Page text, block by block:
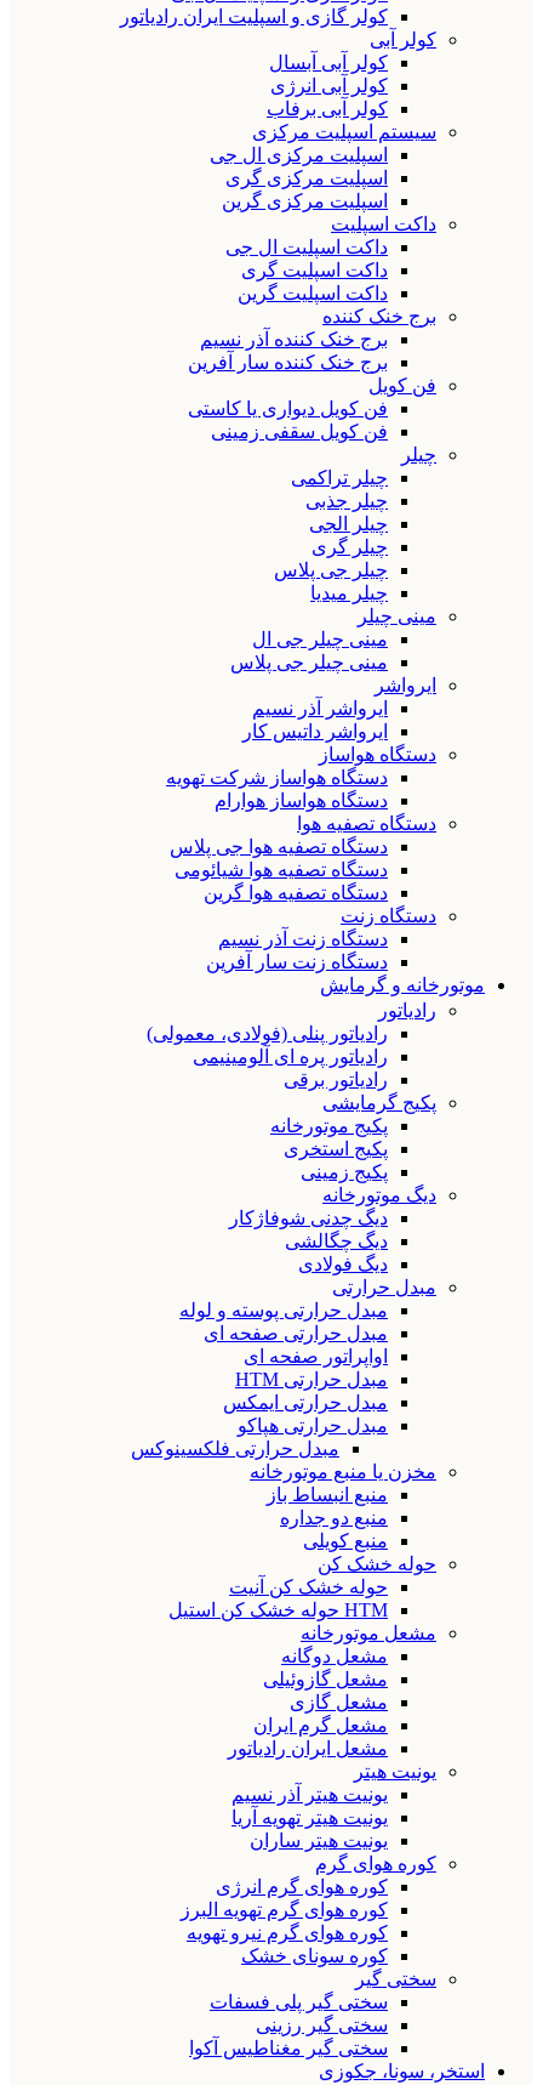
کولر گازی و اسپلیت ایران رادیاتور
کولر آبی
کولر آبی آبسال
کولر آبی انرژی
کولر آبی برفاب
سیستم اسپلیت مرکزی
اسپلیت مرکزی ال جی
اسپلیت مرکزی گری
اسپلیت مرکزی گرین
داکت اسپلیت
داکت اسپلیت ال جی
داکت اسپلیت گری
داکت اسپلیت گرین
برج خنک کننده
برج خنک کننده آذر نسیم
برج خنک کننده سار آفرین
فن کویل
فن کویل دیواری یا کاستی
فن کویل سقفی زمینی
چیلر
چیلر تراکمی
چیلر جذبی
چیلر الجی
چیلر گری
چیلر جی پلاس
چیلر میدیا
مینی چیلر
مینی چیلر جی ال
مینی چیلر جی پلاس
ایرواشر
ایرواشر آذر نسیم
ایرواشر داتیس کار
دستگاه هواساز
دستگاه هواساز شرکت تهویه
دستگاه هواساز هوارام
دستگاه تصفیه هوا
دستگاه تصفیه هوا جی پلاس
دستگاه تصفیه هوا شیائومی
دستگاه تصفیه هوا گرین
دستگاه زنت
دستگاه زنت آذر نسیم
دستگاه زنت سار آفرین
موتورخانه و گرمایش
رادیاتور
رادیاتور پنلی (فولادی، معمولی)
رادیاتور پره ای آلومینیمی
رادیاتور برقی
پکیج گرمایشی
پکیج موتورخانه
پکیج استخری
پکیج زمینی
دیگ موتورخانه
دیگ چدنی شوفاژکار
دیگ چگالشی
دیگ فولادی
مبدل حرارتی
مبدل حرارتی پوسته و لوله
مبدل حرارتی صفحه ای
اواپراتور صفحه ای
مبدل حرارتی HTM
مبدل حرارتی ایمکس
مبدل حرارتی هپاکو
مبدل حرارتی فلکسینوکس
مخزن یا منبع موتورخانه
منبع انبساط باز
منبع دو جداره
منبع کویلی
حوله خشک کن
حوله خشک کن آنیت
HTM حوله خشک کن استیل
مشعل موتورخانه
مشعل دوگانه
مشعل گازوئیلی
مشعل گازی
مشعل گرم ایران
مشعل ایران رادیاتور
یونیت هیتر
یونیت هیتر آذر نسیم
یونیت هیتر تهویه آریا
یونیت هیتر ساران
کوره هوای گرم
کوره هوای گرم انرژی
کوره هوای گرم تهویه البرز
کوره هوای گرم نیرو تهویه
کوره سونای خشک
سختی گیر
سختی گیر پلی فسفات
سختی گیر رزینی
سختی گیر مغناطیس آکوا
استخر، سونا، جکوزی